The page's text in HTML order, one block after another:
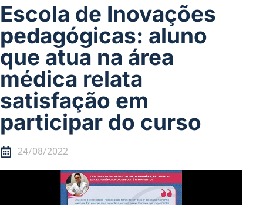
Escola de Inovações
pedagógicas: aluno
que atua na área
médica relata
satisfação em
participar do curso
24/08/2022